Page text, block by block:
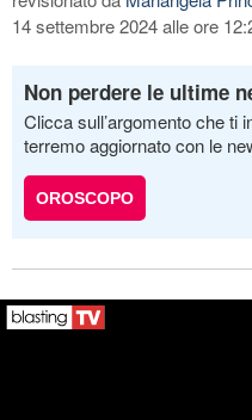
14 settembre 2024 alle ore
Non perdere le ultime
Clicca sull’argomento che ti
terremo aggiornato con le
OROSCOPO